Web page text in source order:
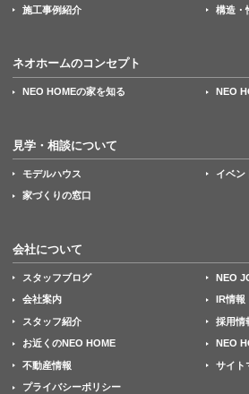
施工事例紹介 構造・
ネオホームのコンセプト
NEO HOMEの家を知る NEO
見学・相談について
モデルハウス イベン
家づくりの窓口
会社について
スタッフブログ NEO
会社案内 IR情報
スタッフ紹介 採用情
お近くのNEO HOME NEO
不動産情報 サイト
プライバシーポリシー